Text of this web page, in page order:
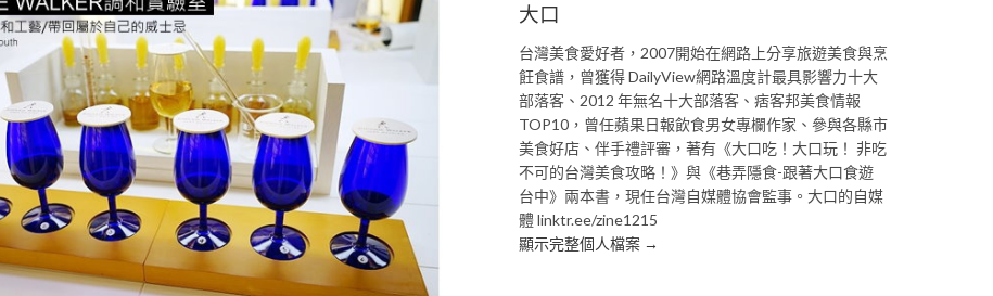
大口
台灣美食愛好者，2007開始在網路上分享旅遊美食與烹
飪食譜，曾獲得 DailyView網路溫度計最具影響力十大
部落客、2012 年無名十大部落客、痞客邦美食情報
TOP10，曾任蘋果日報飲食男女專欄作家、參與各縣市
美食好店、伴手禮評審，著有《大口吃！大口玩！ 非吃
不可的台灣美食攻略！》與《巷弄隱食-跟著大口食遊
台中》兩本書，現任台灣自媒體協會監事。大口的自媒
體 linktr.ee/zine1215
顯示完整個人檔案 →